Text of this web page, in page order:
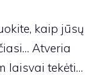
kaip jūsų
Atveria
laisvai tekėti…